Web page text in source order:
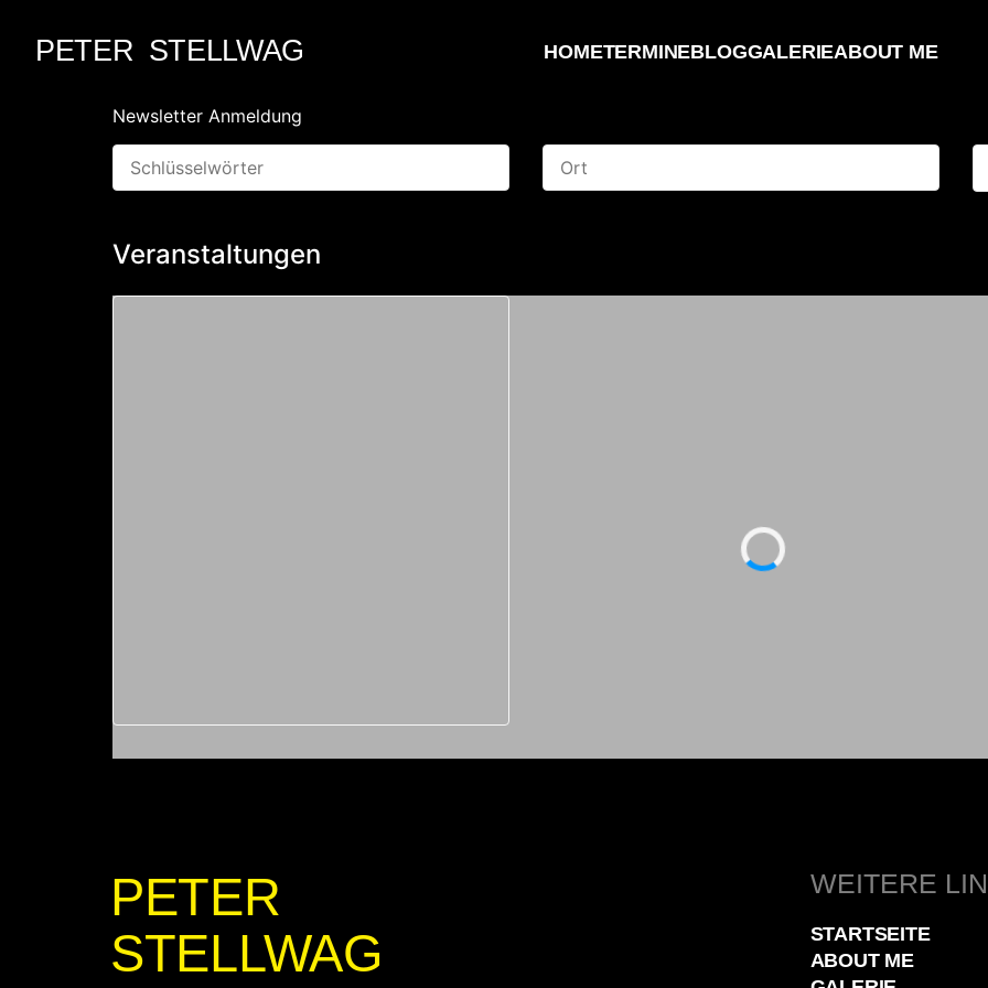
PETER STELLWAG HOMETERMINEBLOGGALERIEABOUT ME
Newsletter Anmeldung
Veranstaltungen
PETER
STELLWAG
WEITERE
STARTSEITE
ABOUT ME